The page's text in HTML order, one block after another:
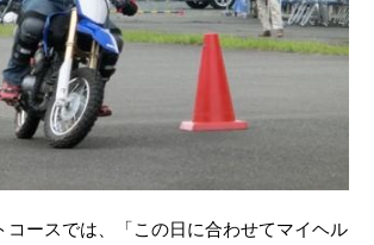
コースでは、「この日に合わせてマイヘル